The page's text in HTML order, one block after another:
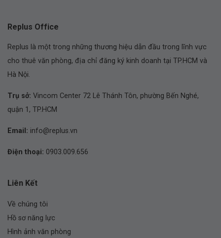
Replus Office
Replus là một trong những thương hiệu dẫn đầu trong lĩnh vực
cho thuê văn phòng, địa chỉ đăng ký kinh doanh tại TP.HCM và
Hà Nội.
Trụ sở: Vincom Center 72 Lê Thánh Tôn, phường Bến Nghé,
quận 1, TP.HCM
Email: info@replus.vn
Điện thoại: 0903.009.656
Liên Kết
Về chúng tôi
Hồ sơ năng lực
Hình ảnh văn phòng